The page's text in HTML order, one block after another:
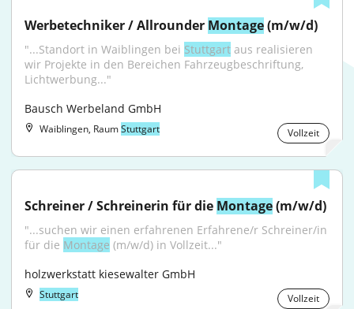
Werbetechniker / Allrounder Montage (m/w/d)
"...Standort in Waiblingen bei Stuttgart aus realisieren
wir Projekte in den Bereichen Fahrzeugbeschriftung,
Lichtwerbung..."
Bausch Werbeland GmbH
Waiblingen, RaumStuttgart Vollzeit
Schreiner / Schreinerin für die Montage (m/w/d)
"...suchen wir einen erfahrenen Erfahrene/r Schreiner/in
für die Montage (m/w/d) in Vollzeit..."
holzwerkstatt kiesewalter GmbH
Stuttgart Vollzeit